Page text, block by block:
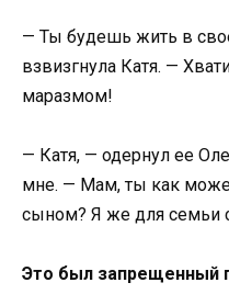
— Ты будешь жить в
взвизгнула Катя. —
маразмом!
— Катя, — одернул ее
мне. — Мам, ты как
сыном? Я же для семьи
Это был запрещенный